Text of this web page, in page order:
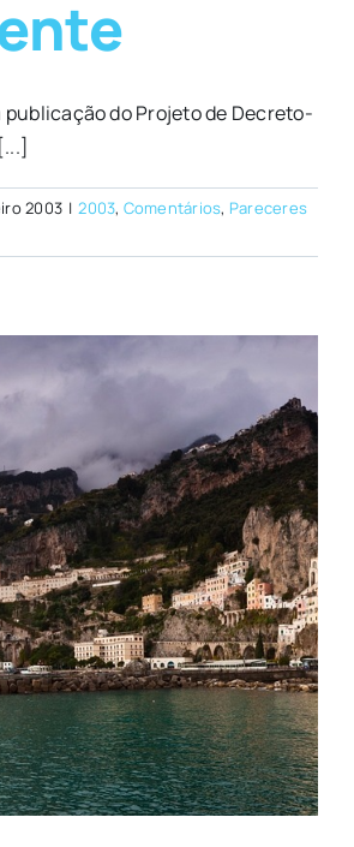
publicação do Projeto de Decreto-
2003 | 2003, Comentários, Pareceres